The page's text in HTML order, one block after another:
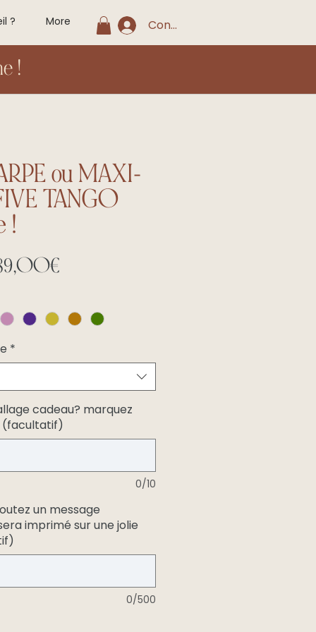
? More Connexion
!
ou MAXI-
TANGO
!
*
cadeau? marquez
(facultatif)
0/10
un message
imprimé sur une jolie
0/500